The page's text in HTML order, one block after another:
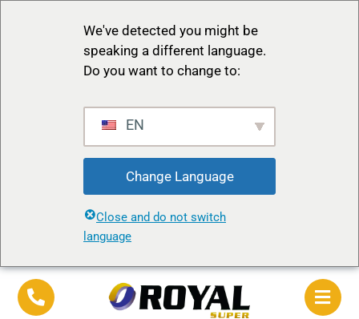
We've detected you might be
speaking a different language.
Do you want to change to:
EN
Change Language
Close and do not switch
language